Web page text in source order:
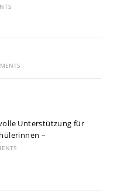
Unterstützung für
–